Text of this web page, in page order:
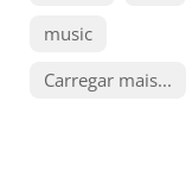
music
Carregar mais...